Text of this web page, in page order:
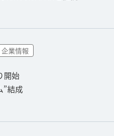
企業情報
開始
”結成